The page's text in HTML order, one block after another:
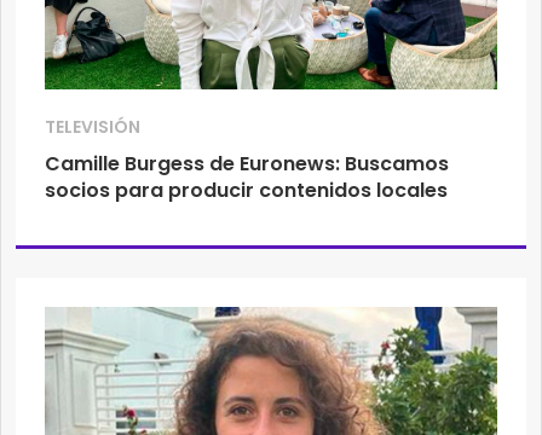
TELEVISIÓN
Camille Burgess de Euronews: Buscamos
socios para producir contenidos locales